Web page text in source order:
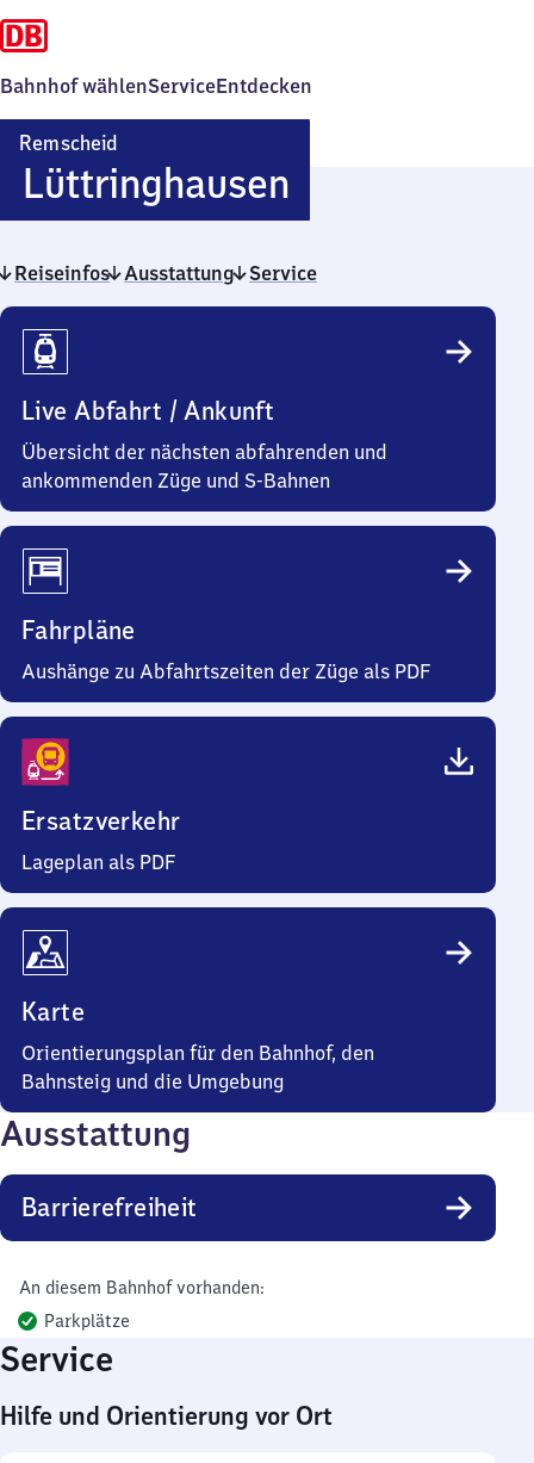
Bahnhof wählenServiceEntdecken
Remscheid
LüttringhausenRemscheid-
Reiseinfos Ausstattung Service
Reiseinfos
Live Abfahrt / Ankunft
Übersicht der nächsten abfahrenden und
ankommenden Züge und S-Bahnen
Fahrpläne
Aushänge zu Abfahrtszeiten der Züge als PDF
Ersatzverkehr
Lageplan als PDF
Karte
Orientierungsplan für den Bahnhof, den
Bahnsteig und die Umgebung
Ausstattung
Barrierefreiheit
An diesem Bahnhof vorhanden:
Parkplätze
Service
Hilfe und Orientierung vor Ort